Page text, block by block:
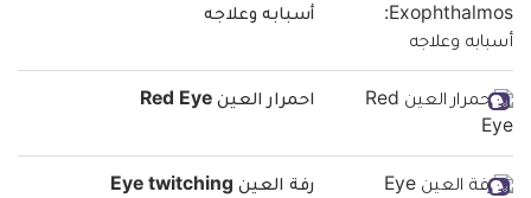
أسبابه وعلاجه
احمرار العين Red Eye
رفة العين Eye twitching